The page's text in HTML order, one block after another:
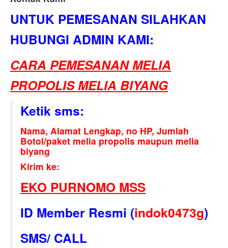
UNTUK PEMESANAN SILAHKAN
HUBUNGI ADMIN KAMI:
CARA PEMESANAN MELIA
PROPOLIS MELIA BIYANG
Ketik sms:
Nama, Alamat Lengkap, no HP, Jumlah
Botol/paket melia propolis maupun melia
biyang
Kirim ke:
EKO PURNOMO MSS
ID Member Resmi (indok0473g)
SMS/ CALL